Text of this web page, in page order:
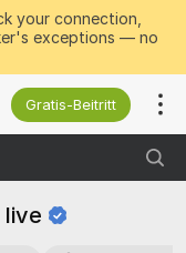
your connection,
exceptions — no
Gratis-Beitritt
live